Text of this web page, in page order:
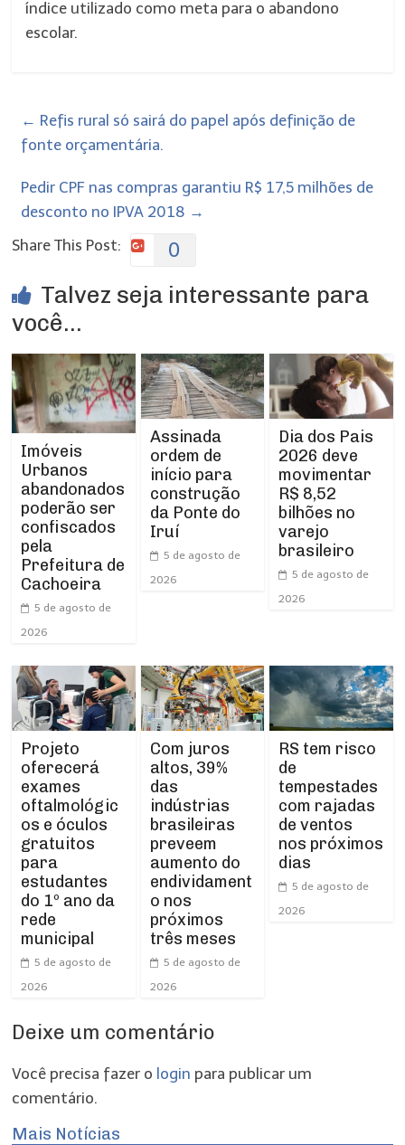
índice utilizado como meta para o abandono
escolar.
← Refis rural só sairá do papel após definição de
fonte orçamentária.
Pedir CPF nas compras garantiu R$ 17,5 milhões de
desconto no IPVA 2018 →
Share This Post:
0
Talvez seja interessante para
você...
Imóveis
Urbanos
abandonados
poderão ser
confiscados
pela
Prefeitura de
Cachoeira
5 de agosto de
2026
Assinada
ordem de
início para
construção
da Ponte do
Iruí
5 de agosto de
2026
Dia dos Pais
2026 deve
movimentar
R$ 8,52
bilhões no
varejo
brasileiro
5 de agosto de
2026
Projeto
oferecerá
exames
oftalmológic
os e óculos
gratuitos
para
estudantes
do 1º ano da
rede
municipal
5 de agosto de
2026
Com juros
altos, 39%
das
indústrias
brasileiras
preveem
aumento do
endividament
o nos
próximos
três meses
5 de agosto de
2026
RS tem risco
de
tempestades
com rajadas
de ventos
nos próximos
dias
5 de agosto de
2026
Deixe um comentário
Você precisa fazer o login para publicar um
comentário.
Mais Notícias